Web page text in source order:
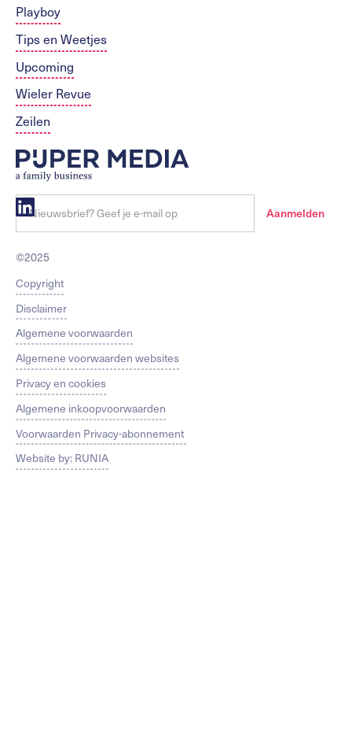
Playboy
Tips en Weetjes
Upcoming
Wieler Revue
Zeilen
©2025
Copyright
Disclaimer
Algemene voorwaarden
Algemene voorwaarden websites
Privacy en cookies
Algemene inkoopvoorwaarden
Voorwaarden Privacy-abonnement
Website by: RUNIA